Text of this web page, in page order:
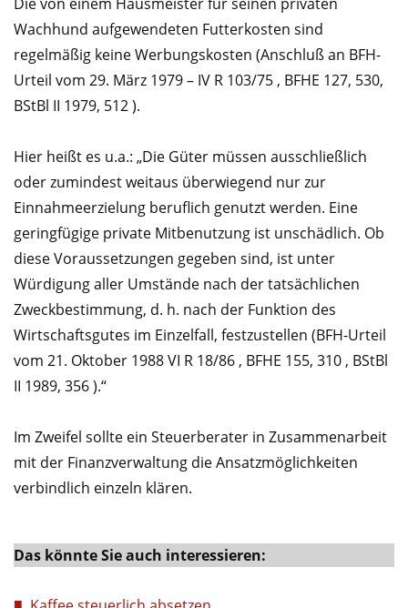
Wachhund aufgewendeten Futterkosten sind
regelmäßig keine Werbungskosten (Anschluß an BFH-
Urteil vom 29. März 1979 – IV R 103/75 , BFHE 127, 530,
BStBl II 1979, 512 ).
Hier heißt es u.a.: „Die Güter müssen ausschließlich
oder zumindest weitaus überwiegend nur zur
Einnahmeerzielung beruflich genutzt werden. Eine
geringfügige private Mitbenutzung ist unschädlich. Ob
diese Voraussetzungen gegeben sind, ist unter
Würdigung aller Umstände nach der tatsächlichen
Zweckbestimmung, d. h. nach der Funktion des
Wirtschaftsgutes im Einzelfall, festzustellen (BFH-Urteil
vom 21. Oktober 1988 VI R 18/86 , BFHE 155, 310 , BStBl
II 1989, 356 ).“
Im Zweifel sollte ein Steuerberater in Zusammenarbeit
mit der Finanzverwaltung die Ansatzmöglichkeiten
verbindlich einzeln klären.
Das könnte Sie auch interessieren: